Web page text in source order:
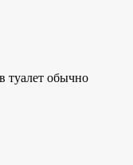
туалет обычно